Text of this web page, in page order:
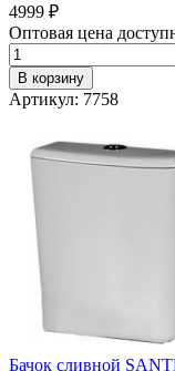
4999 ₽
Оптовая цена
В корзину
Артикул: 7758
Бачок сливной